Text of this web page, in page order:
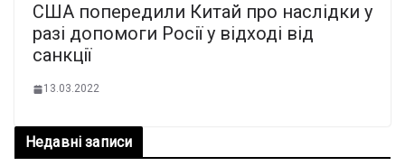
США попередили Китай про наслідки у
разі допомоги Росії у відході від
санкції
13.03.2022
Недавні записи